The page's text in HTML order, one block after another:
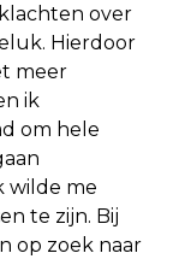
over
Hierdoor
meer
ik
om hele
wilde me
te zijn. Bij
op zoek naar